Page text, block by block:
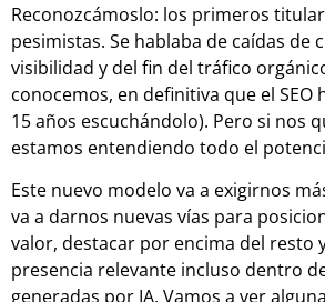
Reconozcámoslo: los primeros
pesimistas. Se hablaba de caídas de
visibilidad y del fin del tráfico
conocemos, en definitiva que el SEO
15 años escuchándolo). Pero si nos
estamos entendiendo todo el
Este nuevo modelo va a exigirnos
va a darnos nuevas vías para
valor, destacar por encima del resto
presencia relevante incluso dentro
generadas por IA. Vamos a ver